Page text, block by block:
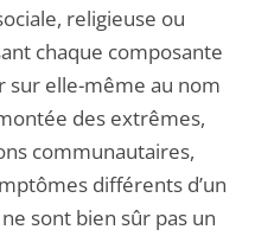
religieuse ou
chaque composante
sur elle-même au nom
des extrêmes,
communautaires,
différents d’un
sont bien sûr pas un